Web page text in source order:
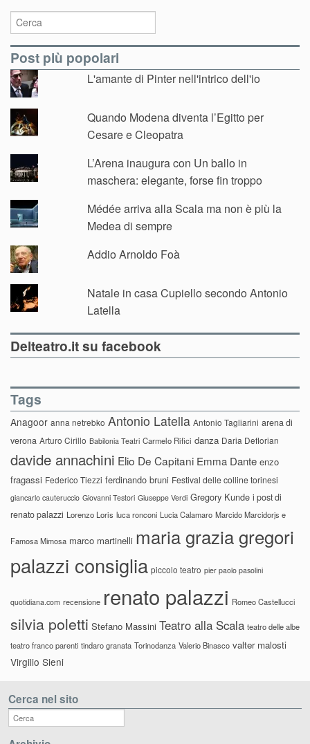
Post più popolari
L'amante di Pinter nell'intrico dell'io
Quando Modena diventa l’Egitto per
Cesare e Cleopatra
L’Arena inaugura con Un ballo in
maschera: elegante, forse fin troppo
Médée arriva alla Scala ma non è più la
Medea di sempre
Addio Arnoldo Foà
Natale in casa Cupiello secondo Antonio
Latella
Delteatro.it su facebook
Tags
Anagoor anna netrebko Antonio Latella Antonio Tagliarini arena di
verona Arturo Cirillo Babilonia Teatri Carmelo Rifici danza Daria Deflorian
davide annachini Elio De Capitani Emma Dante enzo
fragassi Federico Tiezzi ferdinando bruni Festival delle colline torinesi
giancarlo cauteruccio Giovanni Testori Giuseppe Verdi Gregory Kunde i post di
renato palazzi Lorenzo Loris luca ronconi Lucia Calamaro Marcido Marcidorjs e
Famosa Mimosa marco martinelli maria grazia gregori
palazzi consiglia piccolo teatro pier paolo pasolini
quotidiana.com recensione renato palazzi Romeo Castellucci
silvia poletti Stefano Massini Teatro alla Scala teatro delle albe
teatro franco parenti tindaro granata Torinodanza Valerio Binasco valter malosti
Virgilio Sieni
Cerca nel sito